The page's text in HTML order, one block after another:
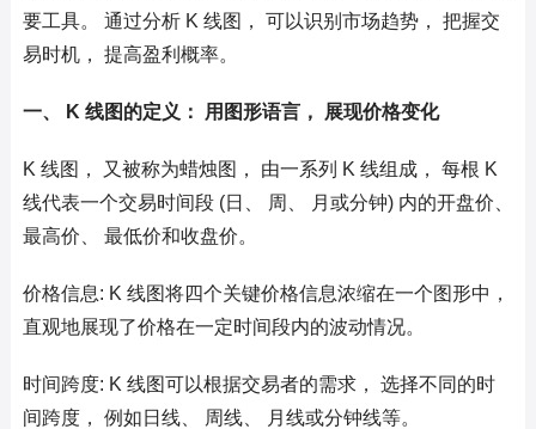
要工具。 通过分析 K 线图， 可以识别市场趋势， 把握交
易时机， 提高盈利概率。
一、 K 线图的定义： 用图形语言， 展现价格变化
K 线图， 又被称为蜡烛图， 由一系列 K 线组成， 每根 K
线代表一个交易时间段 (日、 周、 月或分钟) 内的开盘价、
最高价、 最低价和收盘价。
价格信息: K 线图将四个关键价格信息浓缩在一个图形中，
直观地展现了价格在一定时间段内的波动情况。
时间跨度: K 线图可以根据交易者的需求， 选择不同的时
间跨度， 例如日线、 周线、 月线或分钟线等。